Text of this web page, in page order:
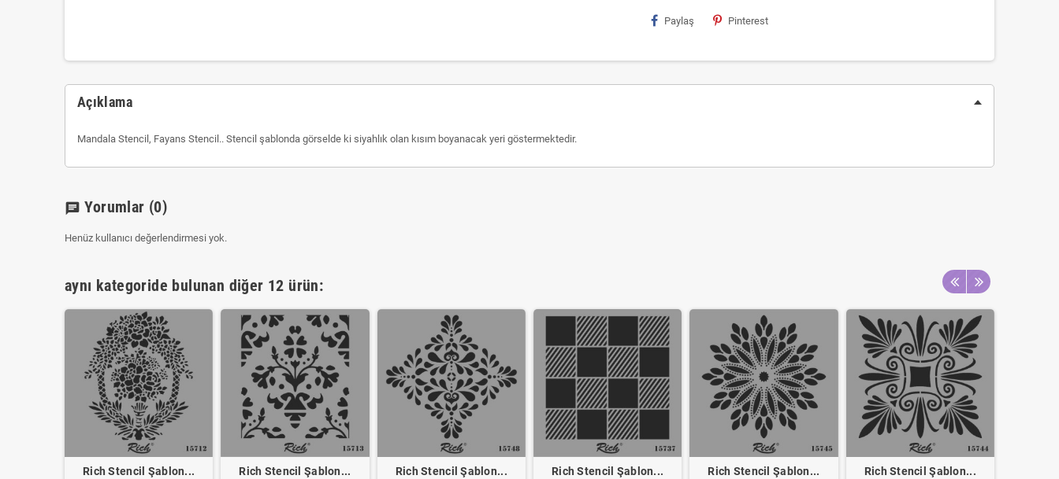
Paylaş Pinterest
Açıklama
Mandala Stencil, Fayans Stencil.. Stencil şablonda görselde ki siyahlık olan kısım boyanacak yeri göstermektedir.
chat Yorumlar (0)
Henüz kullanıcı değerlendirmesi yok.
aynı kategoride bulunan diğer 12 ürün:
Rich Stencil Şablon... Rich Stencil Şablon... Rich Stencil Şablon... Rich Stencil Şablon... Rich Stencil Şablon... Rich Stencil Şablon...